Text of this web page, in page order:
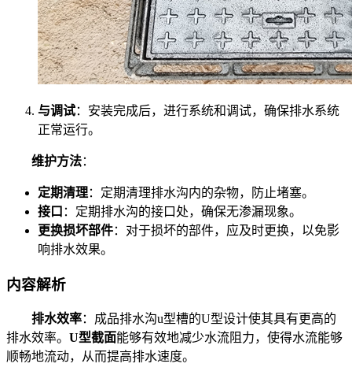
与调试：安装完成后，进行系统和调试，确保排水系统
正常运行。
维护方法：
定期清理：定期清理排水沟内的杂物，防止堵塞。
接口 ：定期排水沟的接口处，确保无渗漏现象。
更换损坏部件：对于损坏的部件，应及时更换，以免影
响排水效果。
内容解析
排水效率：成品排水沟u型槽的U型设计使其具有更高的
排水效率。 U型截面能够有效地减少水流阻力，使得水流能够
顺畅地流动，从而提高排水速度。